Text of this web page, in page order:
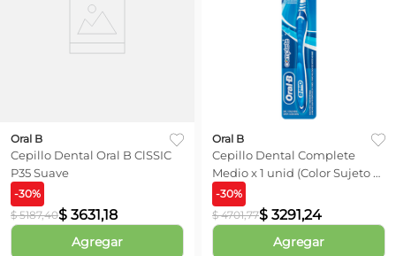
Oral B
Cepillo Dental Oral B ClSSIC
P35 Suave
-30%
$ 5187,40$ 3631,18
Agregar
Oral B
Cepillo Dental Complete
Medio x 1 unid (Color Sujeto a
Stock)
-30%
$ 4701,77$ 3291,24
Agregar